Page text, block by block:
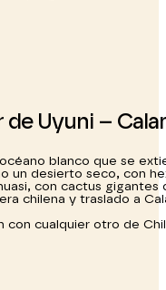
de Uyuni –
blanco que se
un desierto seco, con
con cactus
chilena y traslado a
con cualquier otro de